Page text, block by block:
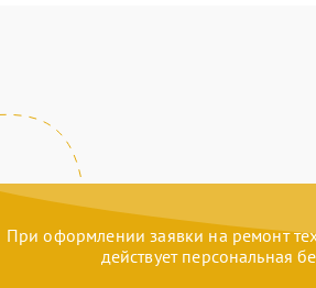
При оформлении заявки на ремонт
действует персональная